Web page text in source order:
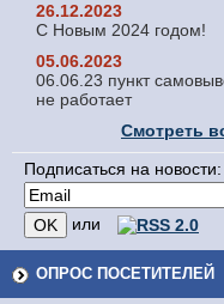
26.12.2023
С Новым 2024 годом!
05.06.2023
06.06.23 пункт
не работает
Смотреть
Подписаться на новости:
или
ОПРОС ПОСЕТИТЕЛЕЙ